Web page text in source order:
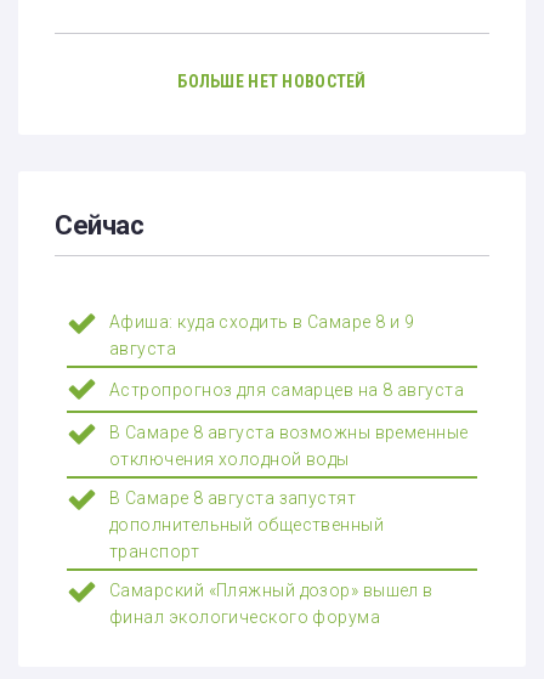
БОЛЬШЕ НЕТ НОВОСТЕЙ
Сейчас
Афиша: куда сходить в Самаре 8 и 9
августа
Астропрогноз для самарцев на 8 августа
В Самаре 8 августа возможны временные
отключения холодной воды
В Самаре 8 августа запустят
дополнительный общественный
транспорт
Самарский «Пляжный дозор» вышел в
финал экологического форума